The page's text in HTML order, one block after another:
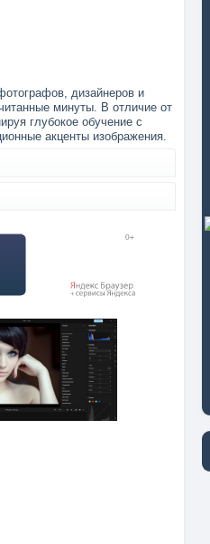
дизайнеров и
минуты. В отличие от
глубокое обучение с
акценты изображения.